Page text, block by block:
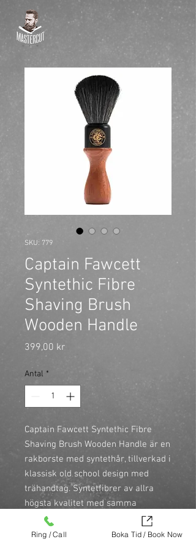
SKU: 779
Captain Fawcett
Syntethic Fibre
Shaving Brush
Wooden Handle
399,00 krPris
Antal *
Captain Fawcett Syntethic Fibre
Shaving Brush Wooden Handle är en
rakborste med syntethår, tillverkad i
klassisk old school design med
trähandtag. Syntetfibrer av allra
högsta kvalitet med samma
egenskaper och mjukhet som
Silvertip Badger. Fibrerna torkar
Ring / Call Boka Tid / Book Now